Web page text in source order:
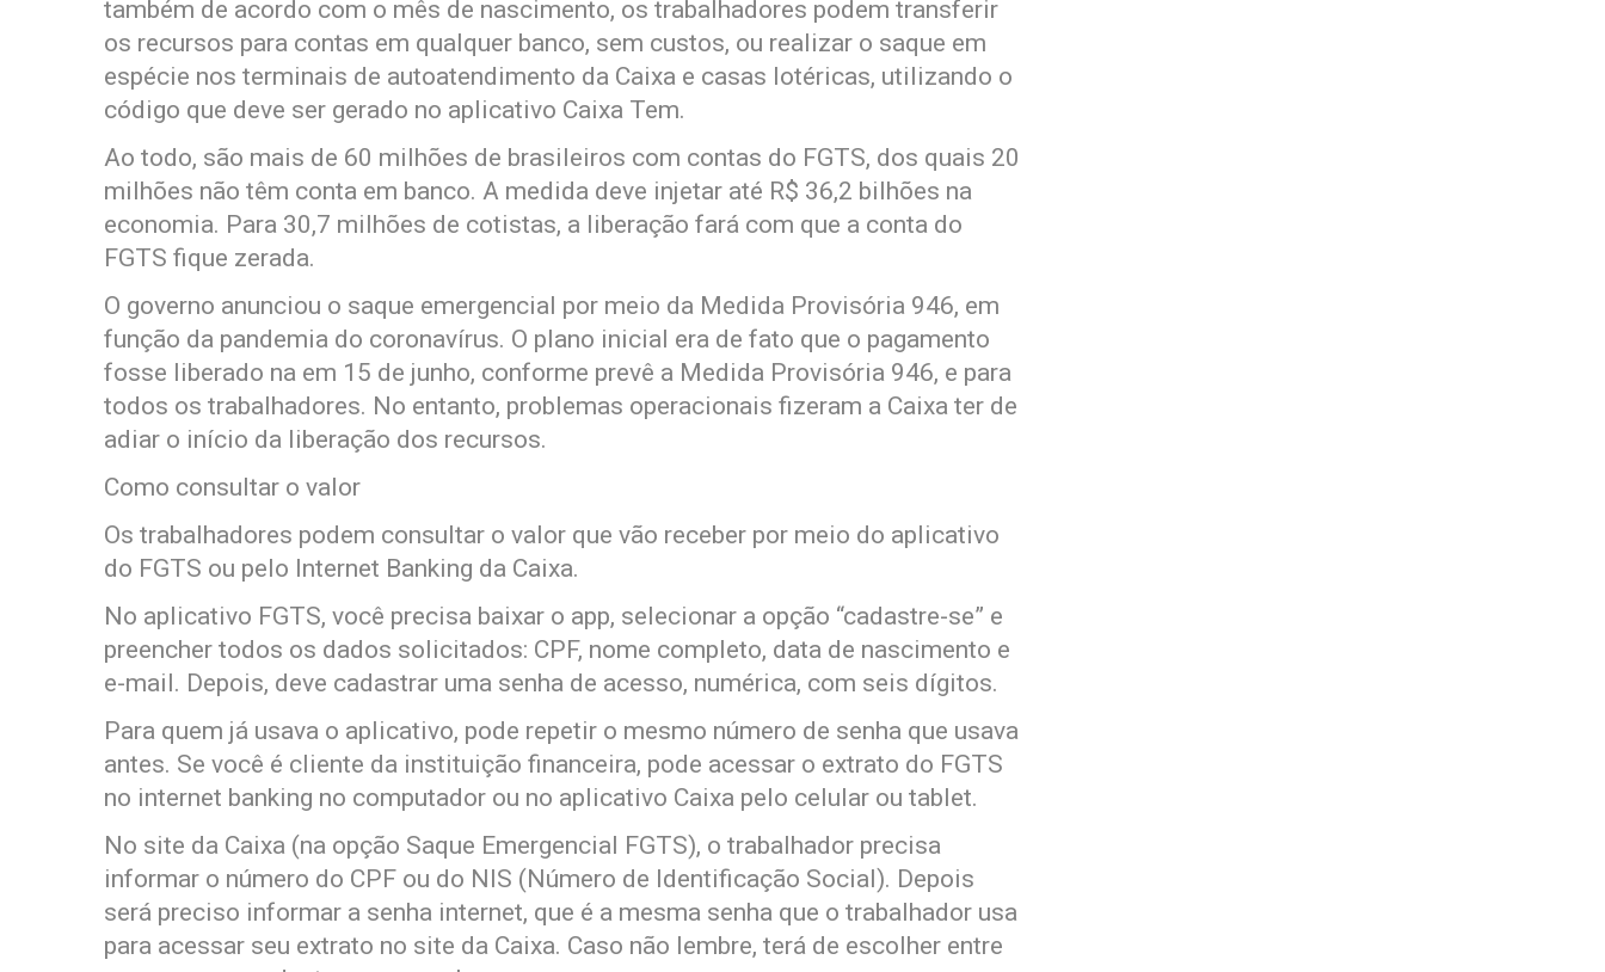
também de acordo com o mês de nascimento, os trabalhadores podem transferir
os recursos para contas em qualquer banco, sem custos, ou realizar o saque em
espécie nos terminais de autoatendimento da Caixa e casas lotéricas, utilizando o
código que deve ser gerado no aplicativo Caixa Tem.
Ao todo, são mais de 60 milhões de brasileiros com contas do FGTS, dos quais 20
milhões não têm conta em banco. A medida deve injetar até R$ 36,2 bilhões na
economia. Para 30,7 milhões de cotistas, a liberação fará com que a conta do
FGTS fique zerada.
O governo anunciou o saque emergencial por meio da Medida Provisória 946, em
função da pandemia do coronavírus. O plano inicial era de fato que o pagamento
fosse liberado na em 15 de junho, conforme prevê a Medida Provisória 946, e para
todos os trabalhadores. No entanto, problemas operacionais fizeram a Caixa ter de
adiar o início da liberação dos recursos.
Como consultar o valor
Os trabalhadores podem consultar o valor que vão receber por meio do aplicativo
do FGTS ou pelo Internet Banking da Caixa.
No aplicativo FGTS, você precisa baixar o app, selecionar a opção “cadastre-se” e
preencher todos os dados solicitados: CPF, nome completo, data de nascimento e
e-mail. Depois, deve cadastrar uma senha de acesso, numérica, com seis dígitos.
Para quem já usava o aplicativo, pode repetir o mesmo número de senha que usava
antes. Se você é cliente da instituição financeira, pode acessar o extrato do FGTS
no internet banking no computador ou no aplicativo Caixa pelo celular ou tablet.
No site da Caixa (na opção Saque Emergencial FGTS), o trabalhador precisa
informar o número do CPF ou do NIS (Número de Identificação Social). Depois
será preciso informar a senha internet, que é a mesma senha que o trabalhador usa
para acessar seu extrato no site da Caixa. Caso não lembre, terá de escolher entre